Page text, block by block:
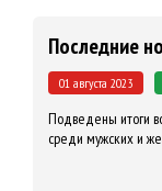
Последние
01 августа 2023
Подведены итоги
среди мужских и